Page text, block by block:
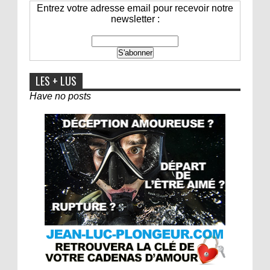
Entrez votre adresse email pour recevoir notre
newsletter :
LES + LUS
Have no posts